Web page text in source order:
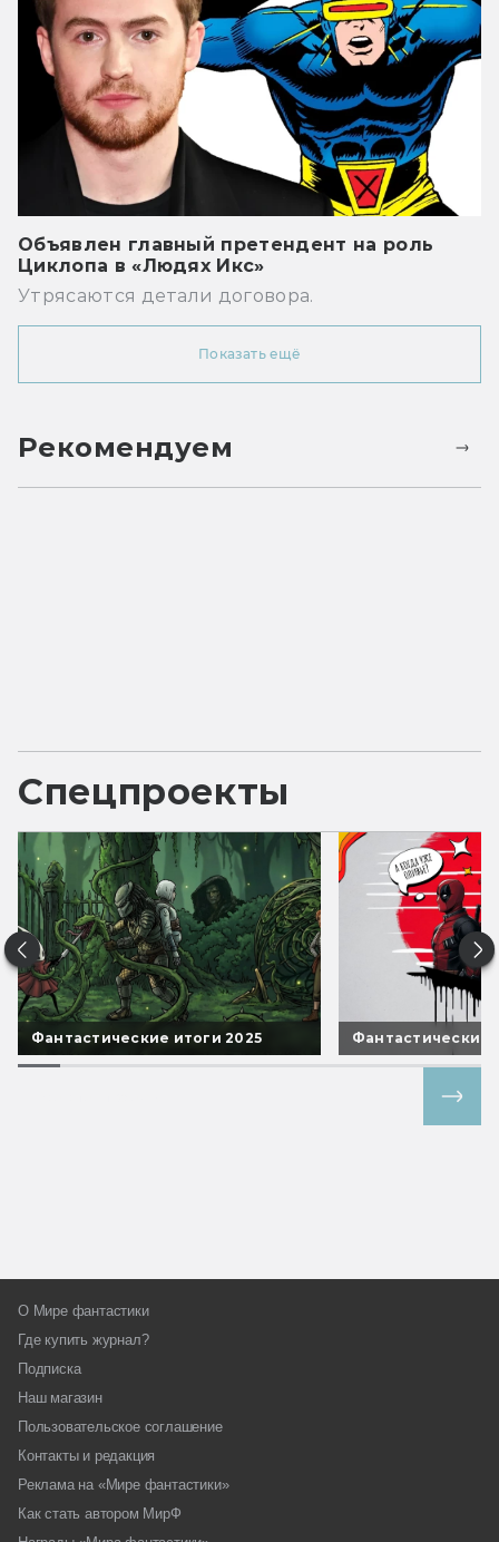
Объявлен главный претендент на роль
Циклопа в «Людях Икс»
Утрясаются детали договора.
Показать ещё
Рекомендуем
Спецпроекты
Фантастические итоги 2025 Фантастические
О Мире фантастики
Где купить журнал?
Подписка
Наш магазин
Пользовательское соглашение
Контакты и редакция
Реклама на «Мире фантастики»
Как стать автором МирФ